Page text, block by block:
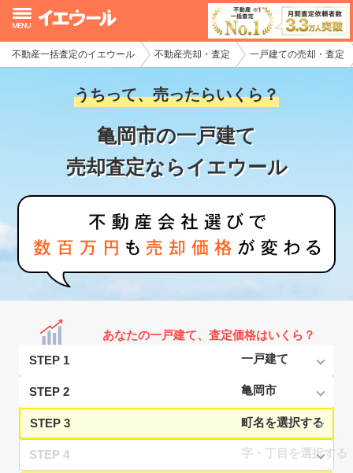
不動産一括査定のイエウール 不動産売却・査定 一戸建ての売却・査定
うちって、売ったらいくら？
亀岡市の一戸建て
売却査定ならイエウール
あなたの一戸建て、査定価格はいくら？
STEP 1
STEP 2
STEP 3
STEP 4
イエウール加盟希望の不動産会社様
初めての方へ
不動産売却の流れ
不動産の売却・一括査定
家査定シミュレーター
お問い合わせ